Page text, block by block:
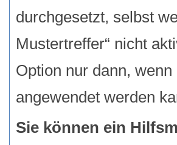
durchgesetzt, selbst
Mustertreffer“ nicht
Option nur dann,
angewendet werden
Sie können ein